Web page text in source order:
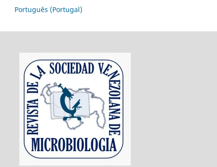
Português (Portugal)